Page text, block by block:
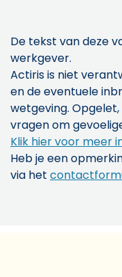
De tekst van deze
werkgever.
Actiris is niet
en de eventuele
wetgeving.
vragen om
Klik hier voor meer
Heb je een
via het